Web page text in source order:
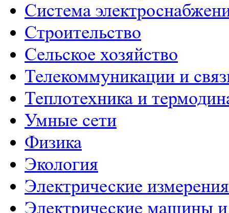
Система
Строительство
Сельское хозяйство
Телекоммуникации и
Теплотехника и
Умные сети
Физика
Экология
Электрические измерения
Электрические машины